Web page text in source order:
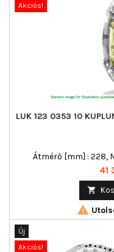
Akciós!
LUK 123 0353 10
Átmérő [mm] : 228,
Ár
41


Új
Akciós!